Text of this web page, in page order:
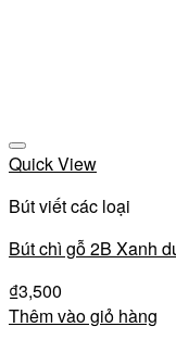
Quick View
Bút viết các loại
Bút chì gỗ 2B Xanh
₫3,500
Thêm vào giỏ hàng